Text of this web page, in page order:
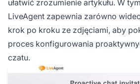
ułatwić zrozumienie artykułu. W
LiveAgent zapewnia zarówno
krok po kroku ze zdjęciami, aby
proces konfigurowania
czatu.